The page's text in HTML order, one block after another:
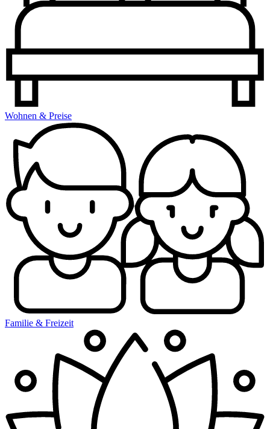
Wohnen & Preise
Familie & Freizeit